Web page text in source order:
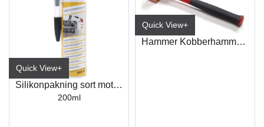
Quick View+
Silikonpakning sort motorhus RTV
200ml
Quick View+
Hammer Kobberhammer 2400gr